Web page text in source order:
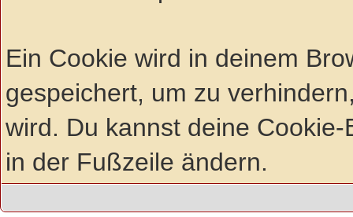
Ein Cookie wird in deinem
gespeichert, um zu
wird. Du kannst deine
in der Fußzeile ändern.